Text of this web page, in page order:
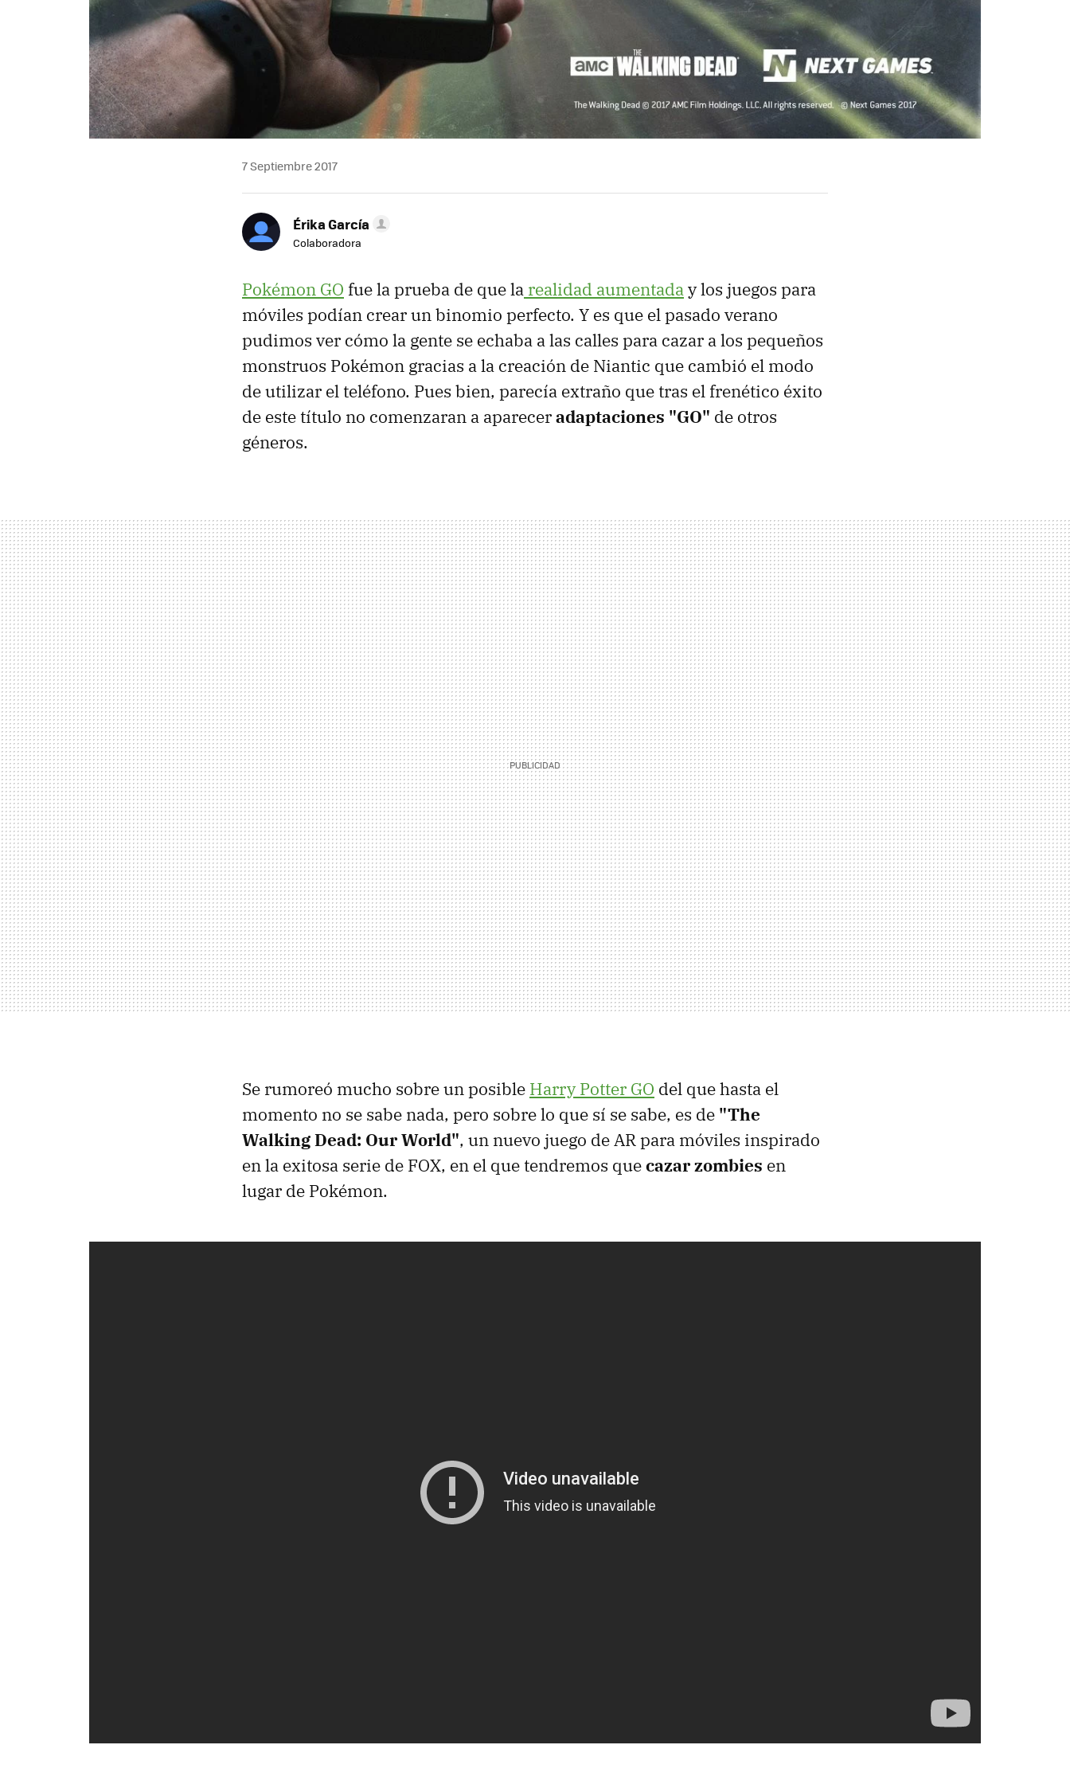
7 Septiembre 2017
Érika García
Colaboradora
Pokémon GO fue la prueba de que la realidad aumentaday los juegos para
móviles podían crear un binomio perfecto. Y es que el pasado verano
pudimos ver cómo la gente se echaba a las calles para cazar a los pequeños
monstruos Pokémon gracias a la creación de Niantic que cambió el modo
de utilizar el teléfono. Pues bien, parecía extraño que tras el frenético éxito
de este título no comenzaran a apareceradaptaciones "GO" de otros
géneros.
Se rumoreó mucho sobre un posible Harry Potter GO del que hasta el
momento no se sabe nada, pero sobre lo que sí se sabe, es de "The
Walking Dead: Our World", un nuevo juego de AR para móviles inspirado
en la exitosa serie de FOX, en el que tendremos quecazar zombies en
lugar de Pokémon.